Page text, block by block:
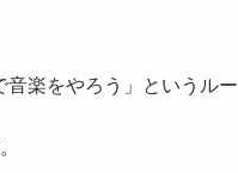
楽をやろう」というルー